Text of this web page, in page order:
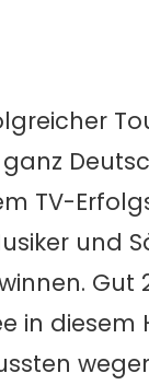
ganz
TV-
und
Gut
in